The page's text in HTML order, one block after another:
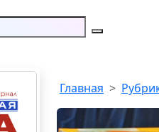
Главная